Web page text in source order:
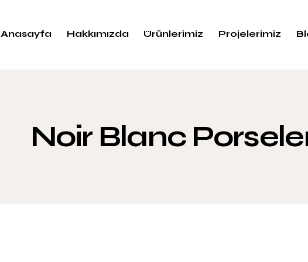
Anasayfa Hakkımızda Ürünlerimiz Projelerimiz
Noir Blanc